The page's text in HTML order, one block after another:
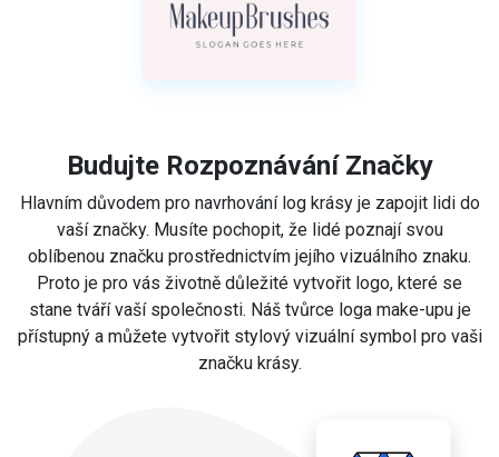
Budujte Rozpoznávání Značky
Hlavním důvodem pro navrhování log krásy je zapojit lidi do
vaší značky. Musíte pochopit, že lidé poznají svou
oblíbenou značku prostřednictvím jejího vizuálního znaku.
Proto je pro vás životně důležité vytvořit logo, které se
stane tváří vaší společnosti. Náš tvůrce loga make-upu je
přístupný a můžete vytvořit stylový vizuální symbol pro vaši
značku krásy.